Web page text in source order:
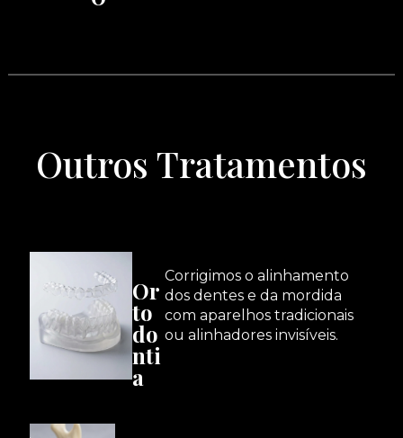
Outros Tratamentos
Or
to
do
nti
a
Corrigimos o alinhamento
dos dentes e da mordida
com aparelhos tradicionais
ou alinhadores invisíveis.